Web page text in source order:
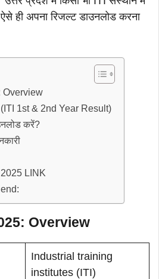
ऐसे ही अपना रिजल्ट डाउनलोड करना
Overview
1st & 2nd Year Result)
करें?
LINK
Overview
Industrial training
institutes (ITI)